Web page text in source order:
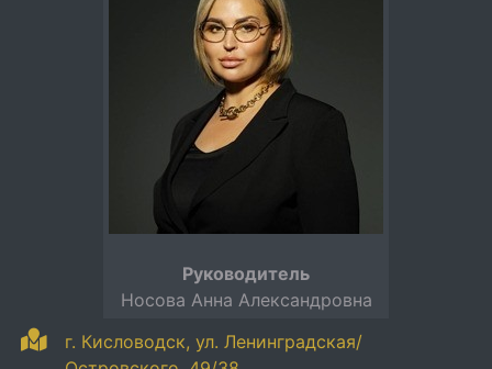
г. Кисловодск, ул. Ленинградская/
Руководитель
Носова Анна Александровна